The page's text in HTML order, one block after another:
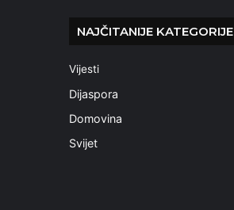
NAJČITANIJE KATEGORIJE
Vijesti
Dijaspora
Domovina
Svijet